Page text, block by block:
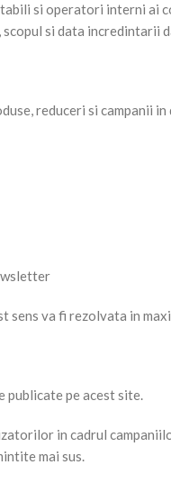
si operatori interni ai
si data incredintarii
reduceri si campanii
sens va fi rezolvata in
publicate pe acest site.
in cadrul
mai sus.